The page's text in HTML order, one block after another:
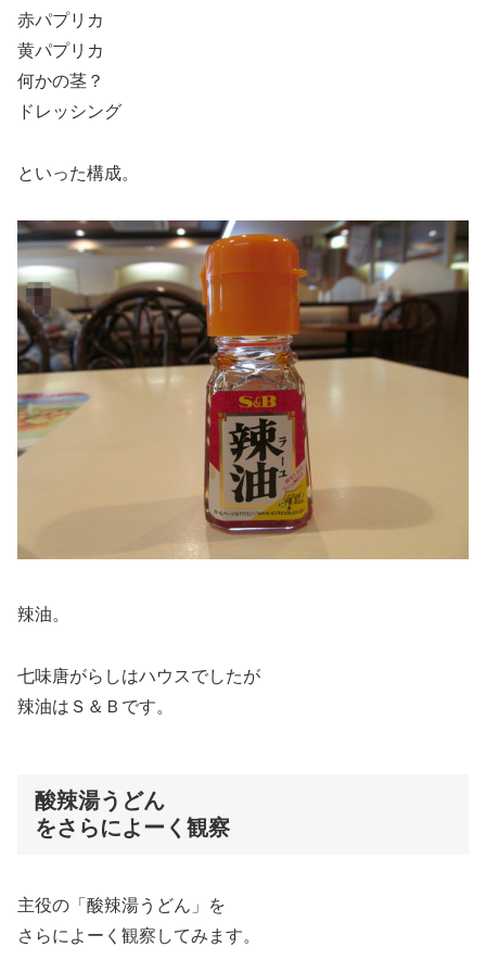
赤パプリカ
黄パプリカ
何かの茎？
ドレッシング
といった構成。
辣油。
七味唐がらしはハウスでしたが
辣油はＳ＆Ｂです。
酸辣湯うどん
をさらによーく観察
主役の「酸辣湯うどん」を
さらによーく観察してみます。